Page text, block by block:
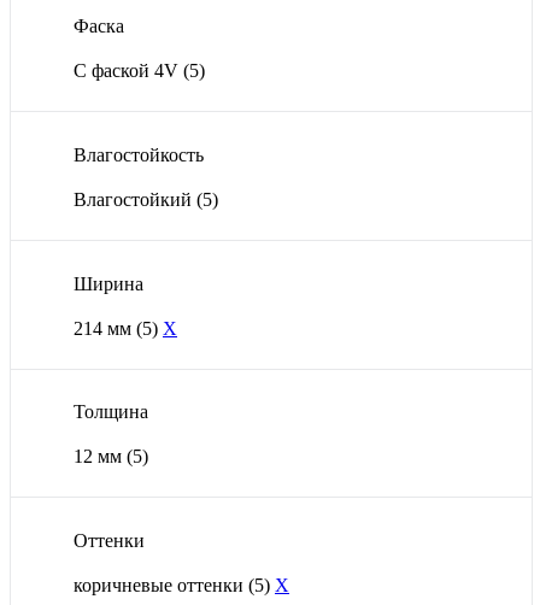
Фаска
С фаской 4V (5)
Влагостойкость
Влагостойкий (5)
Ширина
214 мм (5) X
Толщина
12 мм (5)
Оттенки
коричневые оттенки (5) X